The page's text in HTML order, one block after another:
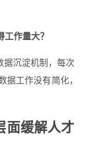
作量大？
据沉淀机制，每次
据工作没有简化，
面缓解人才